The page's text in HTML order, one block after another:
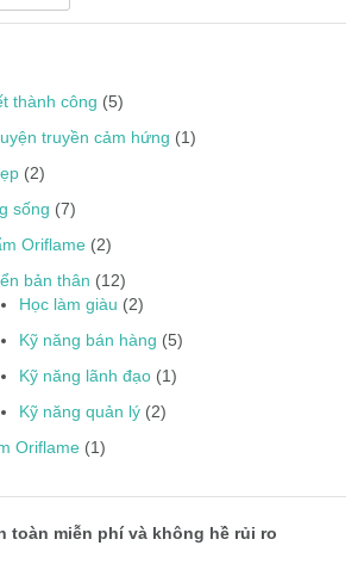
thành công (5)
truyền cảm hứng (1)
(2)
sống (7)
Oriflame (2)
bản thân (12)
Học làm giàu (2)
Kỹ năng bán hàng (5)
Kỹ năng lãnh đạo (1)
Kỹ năng quản lý (2)
Oriflame (1)
toàn miễn phí và không hề rủi ro